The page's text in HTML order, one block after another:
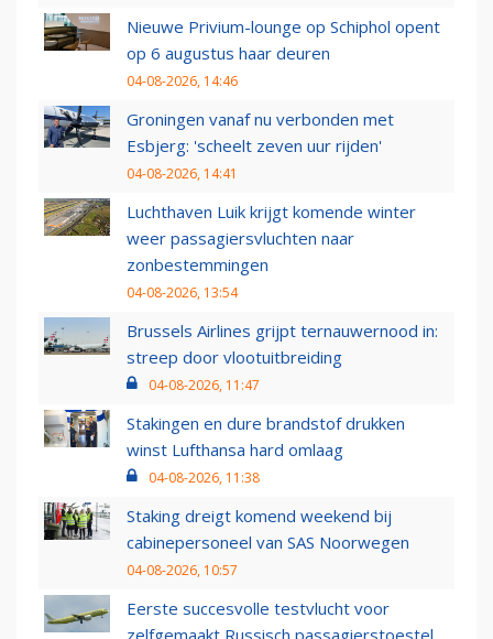
Nieuwe Privium-lounge op Schiphol opent
op 6 augustus haar deuren
04-08-2026, 14:46
Groningen vanaf nu verbonden met
Esbjerg: 'scheelt zeven uur rijden'
04-08-2026, 14:41
Luchthaven Luik krijgt komende winter
weer passagiersvluchten naar
zonbestemmingen
04-08-2026, 13:54
Brussels Airlines grijpt ternauwernood in:
streep door vlootuitbreiding
04-08-2026, 11:47
Stakingen en dure brandstof drukken
winst Lufthansa hard omlaag
04-08-2026, 11:38
Staking dreigt komend weekend bij
cabinepersoneel van SAS Noorwegen
04-08-2026, 10:57
Eerste succesvolle testvlucht voor